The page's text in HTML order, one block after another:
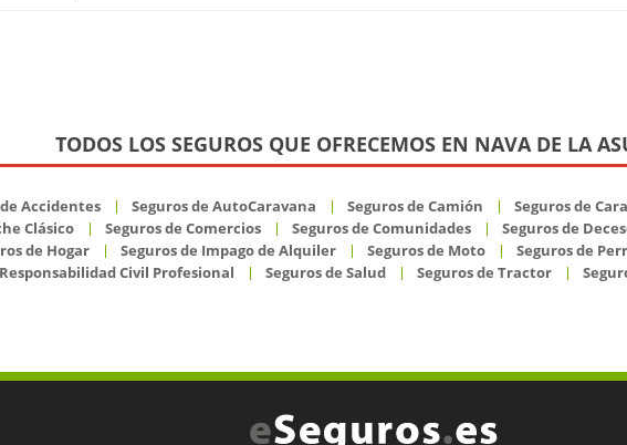
TODOS LOS SEGUROS QUE OFRECEMOS EN NAVA DE LA
Accidentes Seguros de AutoCaravana Seguros de Camión Seguros de
Clásico
Seguros de Comercios Seguros de Comunidades Seguros de
de Hogar
Seguros de Impago de Alquiler Seguros de Moto Seguros de
Civil Profesional
Seguros de Salud Seguros de Tractor